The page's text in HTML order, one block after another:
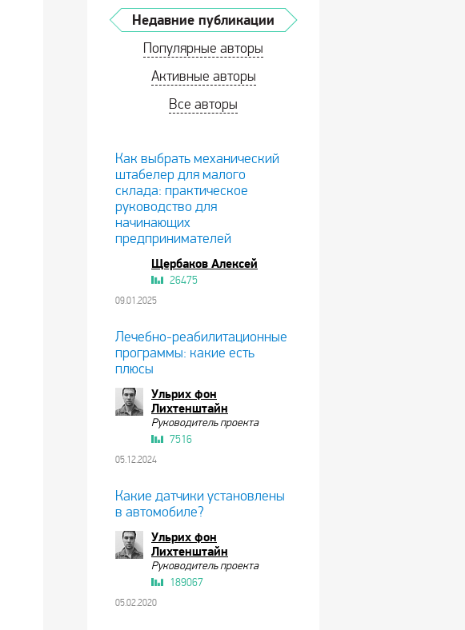
Недавние публикации
Популярные авторы
Активные авторы
Все авторы
Как выбрать механический
штабелер для малого
склада: практическое
руководство для
начинающих
предпринимателей
Щербаков Алексей
26475
09.01.2025
Лечебно-реабилитационные
программы: какие есть
плюсы
Ульрих фон
Лихтенштайн
Руководитель проекта
7516
05.12.2024
Какие датчики установлены
в автомобиле?
Ульрих фон
Лихтенштайн
Руководитель проекта
189067
05.02.2020